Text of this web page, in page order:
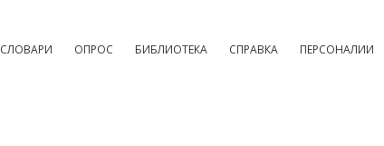
СЛОВАРИ ОПРОС БИБЛИОТЕКА СПРАВКА ПЕРСОНАЛИИ